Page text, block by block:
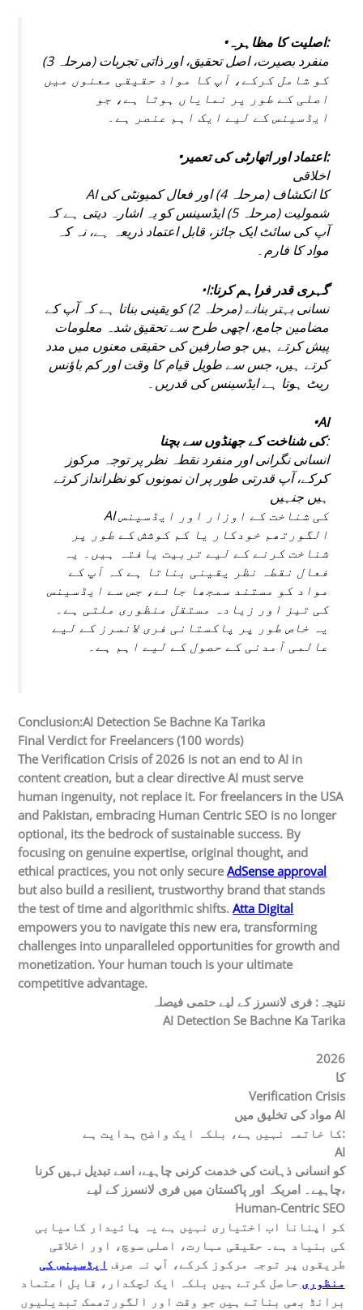
•اصلیت کا مظاہرہ:
منفرد بصیرت، اصل تحقیق، اور ذاتی تجربات (مرحلہ 3)
کو شامل کرکے، آپ کا مواد حقیقی معنوں میں
اصلی کے طور پر نمایاں ہوتا ہے، جو
ایڈسینس کے لیے ایک اہم عنصر ہے۔
•اعتماد اور اتھارٹی کی تعمیر:
اخلاقی
AI کا انکشاف (مرحلہ 4) اور فعال کمیونٹی کی
شمولیت (مرحلہ 5) ایڈسینس کو یہ اشارہ دیتی ہے کہ
آپ کی سائٹ ایک جائز، قابل اعتماد ذریعہ ہے، نہ کہ
مواد کا فارم۔
•گہری قدر فراہم کرنا:ا
نسانی بہتر بنانے (مرحلہ 2) کو یقینی بناتا ہے کہ آپ کے
مضامین جامع، اچھی طرح سے تحقیق شدہ معلومات
پیش کرتے ہیں جو صارفین کی حقیقی معنوں میں مدد
کرتے ہیں، جس سے طویل قیام کا وقت اور کم باؤنس
ریٹ ہوتا ہے ایڈسینس کی قدریں۔
•AI
کی شناخت کے جھنڈوں سے بچنا:
انسانی نگرانی اور منفرد نقطہ نظر پر توجہ مرکوز
کرکے، آپ قدرتی طور پر ان نمونوں کو نظرانداز کرتے
ہیں جنہیں
AI کی شناخت کے اوزار اور ایڈسینس
الگورتھم خودکار یا کم کوشش کے طور پر
شناخت کرنے کے لیے تربیت یافتہ ہیں۔ یہ
فعال نقطہ نظر یقینی بناتا ہے کہ آپ کے
مواد کو مستند سمجھا جائے، جس سے ایڈسینس
کی تیز اور زیادہ مستقل منظوری ملتی ہے۔
یہ خاص طور پر پاکستانی فری لانسرز کے لیے
عالمی آمدنی کے حصول کے لیے اہم ہے۔
Conclusion:AI Detection Se Bachne Ka Tarika
Final Verdict for Freelancers (100 words)
The Verification Crisis of 2026 is not an end to AI in
content creation, but a clear directive AI must serve
human ingenuity, not replace it. For freelancers in the USA
and Pakistan, embracing Human Centric SEO is no longer
optional, its the bedrock of sustainable success. By
focusing on genuine expertise, original thought, and
ethical practices, you not only secureAdSense approval
but also build a resilient, trustworthy brand that stands
the test of time and algorithmic shifts.Atta Digital
empowers you to navigate this new era, transforming
challenges into unparalleled opportunities for growth and
monetization. Your human touch is your ultimate
competitive advantage.
نتیجہ: فری لانسرز کے لیے حتمی فیصلہ
AI Detection Se Bachne Ka Tarika
2026
کا
Verification Crisis
مواد کی تخلیق میں AI
کا خاتمہ نہیں ہے، بلکہ ایک واضح ہدایت ہے:
AI
کو انسانی ذہانت کی خدمت کرنی چاہیے، اسے تبدیل نہیں کرنا
چاہیے۔ امریکہ اور پاکستان میں فری لانسرز کے لیے،
Human-Centric SEO
کو اپنانا اب اختیاری نہیں ہے یہ پائیدار کامیابی
کی بنیاد ہے۔ حقیقی مہارت، اصلی سوچ، اور اخلاقی
طریقوں پر توجہ مرکوز کرکے، آپ نہ صرف ایڈسینس کی
منظوری حاصل کرتے ہیں بلکہ ایک لچکدار، قابل اعتماد
برانڈ بھی بناتے ہیں جو وقت اور الگورتھمک تبدیلیوں